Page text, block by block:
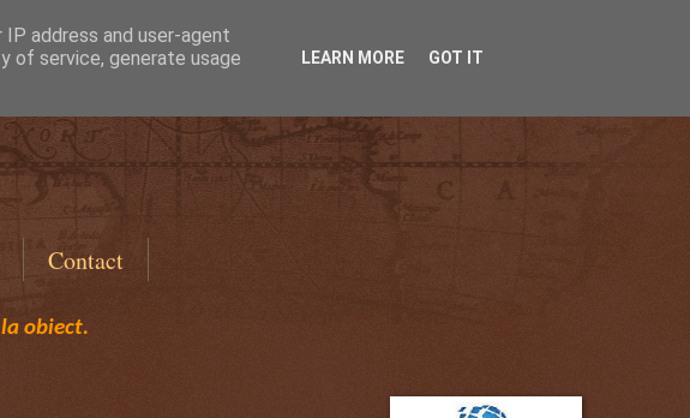
Contact
obiect.
address and user-agent
of service, generate usage
LEARN MORE GOT IT